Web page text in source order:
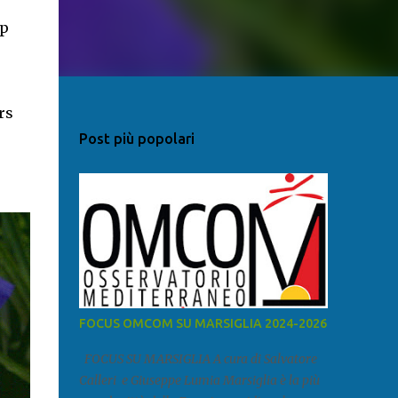
Post più popolari
FOCUS OMCOM SU MARSIGLIA 2024-2026
FOCUS SU MARSIGLIA A cura di Salvatore
Calleri e Giuseppe Lumia Marsiglia è la più